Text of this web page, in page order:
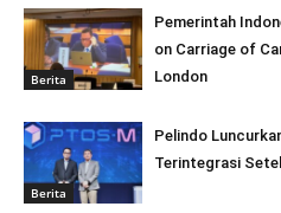
Berita
Pemerintah
on Carriage of
London
Berita
Pelindo
Terintegrasi